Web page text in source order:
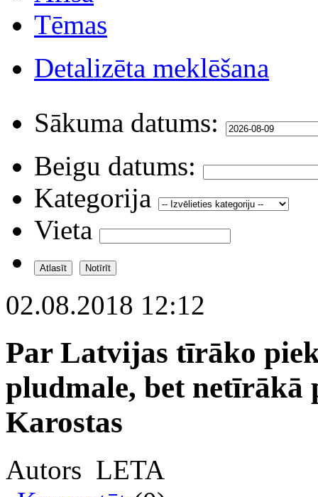
Tēmas
Detalizēta meklēšana
Sākuma datums:
Beigu datums:
Kategorija
Vieta
02.08.2018 12:12
Par Latvijas tīrāko
pludmale, bet netīrākā
Karostas
Autors LETA